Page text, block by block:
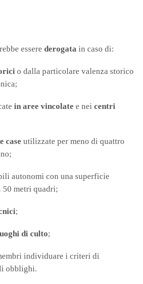
essere derogata in caso di:
o dalla particolare valenza storico
in aree vincolate e nei centri
case utilizzate per meno di quattro
autonomi con una superficie
metri quadri;
;
di culto;
individuare i criteri di
obblighi.